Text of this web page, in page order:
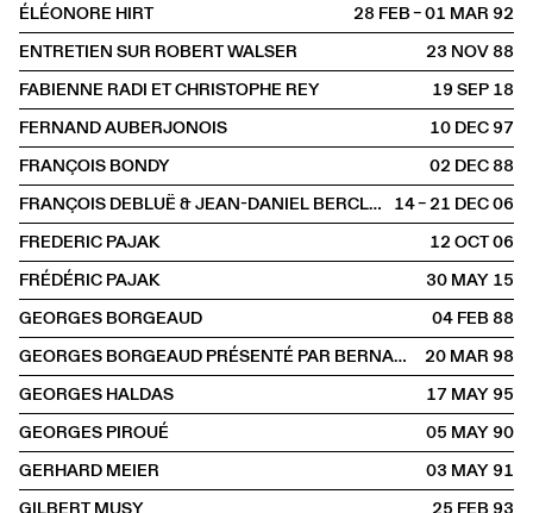
ÉLÉONORE HIRT
28 FEB – 01 MAR1992
ENTRETIEN SUR ROBERT WALSER
23 NOV1988
FABIENNE RADI ET CHRISTOPHE REY
19 SEP2018
FERNAND AUBERJONOIS
10 DEC1997
FRANÇOIS BONDY
02 DEC1988
FRANÇOIS DEBLUË & JEAN-DANIEL BERCLAZ 14 – 21 DEC2006
FREDERIC PAJAK
12 OCT2006
FRÉDÉRIC PAJAK
30 MAY2015
GEORGES BORGEAUD
04 FEB1988
GEORGES BORGEAUD PRÉSENTÉ PAR BERNARD COMMENT
20 MAR1998
GEORGES HALDAS
17 MAY1995
GEORGES PIROUÉ
05 MAY1990
GERHARD MEIER
03 MAY1991
GILBERT MUSY
25 FEB1993